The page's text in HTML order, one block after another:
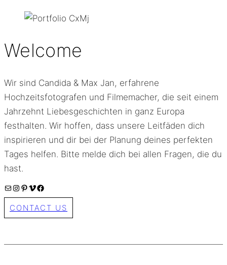
Welcome
Wir sind Candida & Max Jan, erfahrene
Hochzeitsfotografen und Filmemacher, die seit einem
Jahrzehnt Liebesgeschichten in ganz Europa
festhalten. Wir hoffen, dass unsere Leitfäden dich
inspirieren und dir bei der Planung deines perfekten
Tages helfen. Bitte melde dich bei allen Fragen, die du
hast.
E-MailInstagram
Pinterest
VimeoFacebook
CONTACT US